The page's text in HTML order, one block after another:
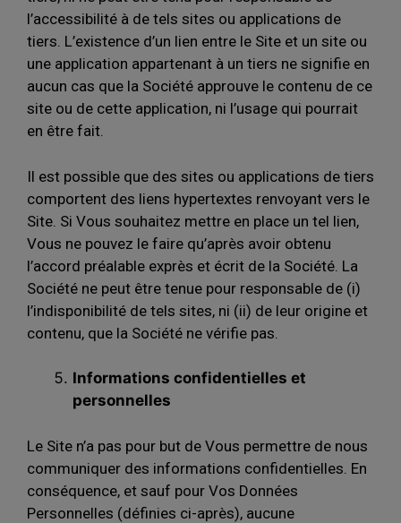
l’accessibilité à de tels sites ou applications de
tiers. L’existence d’un lien entre le Site et un site ou
une application appartenant à un tiers ne signifie en
aucun cas que la Société approuve le contenu de ce
site ou de cette application, ni l’usage qui pourrait
en être fait.
Il est possible que des sites ou applications de tiers
comportent des liens hypertextes renvoyant vers le
Site. Si Vous souhaitez mettre en place un tel lien,
Vous ne pouvez le faire qu’après avoir obtenu
l’accord préalable exprès et écrit de la Société. La
Société ne peut être tenue pour responsable de (i)
l’indisponibilité de tels sites, ni (ii) de leur origine et
contenu, que la Société ne vérifie pas.
Informations confidentielles et
personnelles
Le Site n’a pas pour but de Vous permettre de nous
communiquer des informations confidentielles. En
conséquence, et sauf pour Vos Données
Personnelles (définies ci-après), aucune